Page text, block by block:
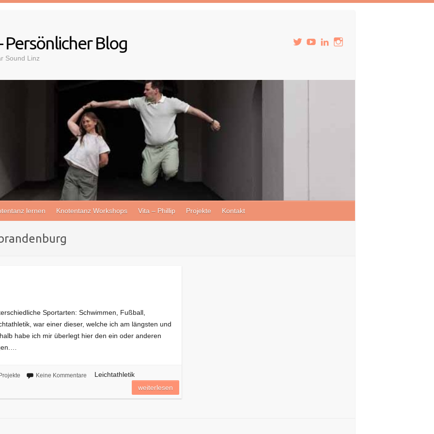
Blog
Sound Linz
lernen Knotentanz Workshops Vita – Phillip Projekte Kontakt
Sportarten: Schwimmen, Fußball,
war einer dieser, welche ich am längsten und
habe ich mir überlegt hier den ein oder anderen
Projekte Keine Kommentare
Leichtathletik
weiterlesen